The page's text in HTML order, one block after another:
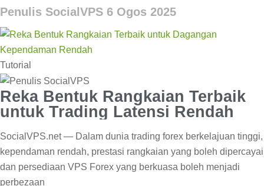
Penulis SocialVPS 6 Ogos 2025
Tutorial
Reka Bentuk Rangkaian Terbaik
untuk Trading Latensi Rendah
SocialVPS.net — Dalam dunia trading forex berkelajuan tinggi,
kependaman rendah, prestasi rangkaian yang boleh dipercayai
dan persediaan VPS Forex yang berkuasa boleh menjadi
perbezaan